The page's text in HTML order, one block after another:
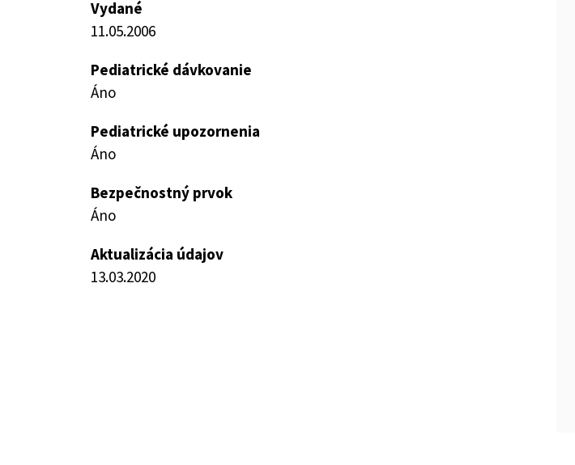
Vydané
11.05.2006
Pediatrické dávkovanie
Áno
Pediatrické upozornenia
Áno
Bezpečnostný prvok
Áno
Aktualizácia údajov
13.03.2020